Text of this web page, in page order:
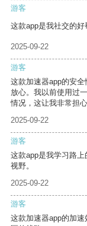
游客
这款app是我社交的好
2025-09-22
游客
这款加速器app的安
放心。我以前使用过
情况，这让我非常担心
2025-09-22
游客
这款app是我学习路
视野。
2025-09-22
游客
这款加速器app的加